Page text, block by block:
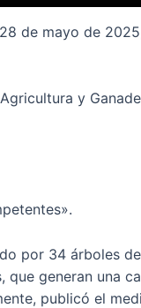
de mayo de
y
por 34 árboles
que generan una
publicó el